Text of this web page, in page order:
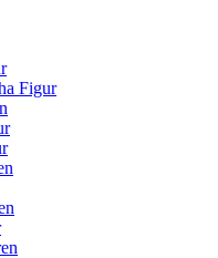
Figur